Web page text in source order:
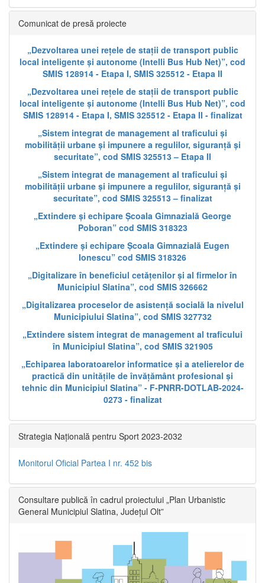
Comunicat de presă proiecte
„Dezvoltarea unei rețele de stații de transport public
local inteligente și autonome (Intelli Bus Hub Net)”, cod
SMIS 128914 - Etapa I, SMIS 325512 - Etapa II
„Dezvoltarea unei rețele de stații de transport public
local inteligente și autonome (Intelli Bus Hub Net)”, cod
SMIS 128914 - Etapa I, SMIS 325512 - Etapa II - finalizat
„Sistem integrat de management al traficului și
mobilității urbane și impunere a regulilor, siguranță și
securitate”, cod SMIS 325513 – Etapa II
„Sistem integrat de management al traficului și
mobilității urbane și impunere a regulilor, siguranță și
securitate”, cod SMIS 325513 – finalizat
„Extindere și echipare Școala Gimnazială George
Poboran” cod SMIS 318323
„Extindere și echipare Școala Gimnazială Eugen
Ionescu” cod SMIS 318326
„Digitalizare în beneficiul cetățenilor și al firmelor în
Municipiul Slatina”, cod SMIS 326662
„Digitalizarea proceselor de asistență socială la nivelul
Municipiului Slatina”, cod SMIS 327732
„Extindere sistem integrat de management al traficului
în Municipiul Slatina”, cod SMIS 321905
„Echiparea laboratoarelor informatice și a atelierelor de
practică din unitățile de învățământ profesional și
tehnic din Municipiul Slatina” - F-PNRR-DOTLAB-2024-
0273 - finalizat
Strategia Națională pentru Sport 2023-2032
Monitorul Oficial Partea I nr. 452 bis
Consultare publică în cadrul proiectului „Plan Urbanistic
General Municipiul Slatina, Județul Olt”